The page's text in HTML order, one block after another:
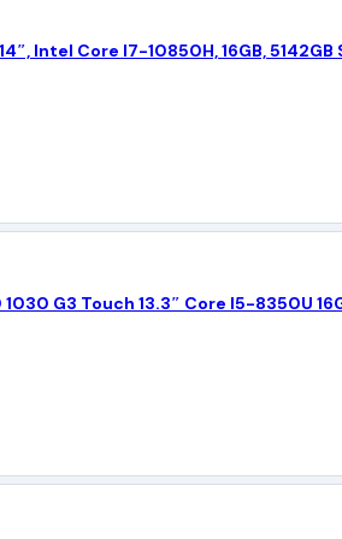
Intel Core I7-10850H, 16GB, 5142GB
G3 Touch 13.3″ Core I5-8350U